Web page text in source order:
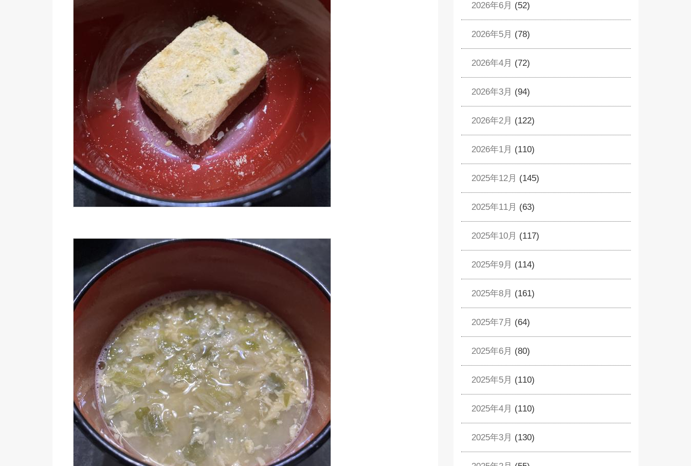
2026年6月 (52)
2026年5月 (78)
2026年4月 (72)
2026年3月 (94)
2026年2月 (122)
2026年1月 (110)
2025年12月 (145)
2025年11月 (63)
2025年10月 (117)
2025年9月 (114)
2025年8月 (161)
2025年7月 (64)
2025年6月 (80)
2025年5月 (110)
2025年4月 (110)
2025年3月 (130)